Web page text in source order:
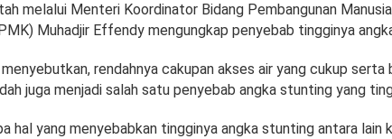
melalui Menteri Koordinator Bidang Pembangunan
Muhadjir Effendy mengungkap penyebab tingginya
menyebutkan, rendahnya cakupan akses air yang cukup
juga menjadi salah satu penyebab angka stunting yang
hal yang menyebabkan tingginya angka stunting antara lain